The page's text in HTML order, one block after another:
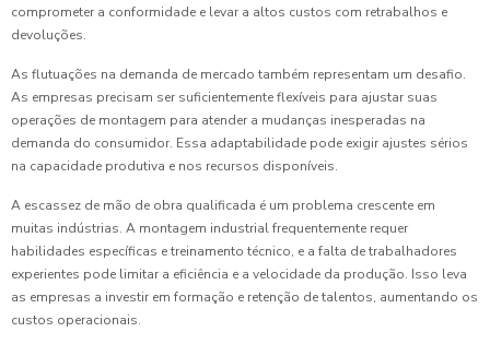
comprometer a conformidade e levar a altos custos com retrabalhos e
devoluções.
As flutuações na demanda de mercado também representam um desafio.
As empresas precisam ser suficientemente flexíveis para ajustar suas
operações de montagem para atender a mudanças inesperadas na
demanda do consumidor. Essa adaptabilidade pode exigir ajustes sérios
na capacidade produtiva e nos recursos disponíveis.
A escassez de mão de obra qualificada é um problema crescente em
muitas indústrias. A montagem industrial frequentemente requer
habilidades específicas e treinamento técnico, e a falta de trabalhadores
experientes pode limitar a eficiência e a velocidade da produção. Isso leva
as empresas a investir em formação e retenção de talentos, aumentando os
custos operacionais.